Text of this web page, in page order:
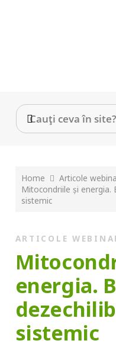
Home
Articole
Mitocondriile și energia.
sistemic
ARTICOLE
energia.
sistemic